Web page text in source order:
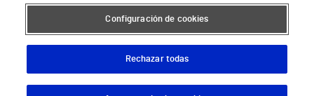
Conoce a Supervita
Aviso Legal Política de cookies Política de privacidad Mapa web Protección de datos
Configuración de cookies
Rechazar todas